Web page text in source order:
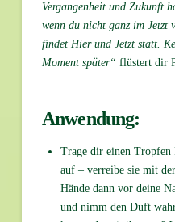
Vergangenheit und Zukunft
wenn du nicht ganz im Jetzt
findet Hier und Jetzt statt.
Moment später“ flüstert dir
Anwendung:
Trage dir einen Tropfen
auf – verreibe sie mit
Hände dann vor deine
und nimm den Duft